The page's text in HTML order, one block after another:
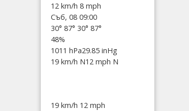
12 km/h 8 mph
Съб, 08 09:00
30° 87° 30° 87°
48%
1011 hPa29.85 inHg
19 km/h N12 mph N
19 km/h 12 mph